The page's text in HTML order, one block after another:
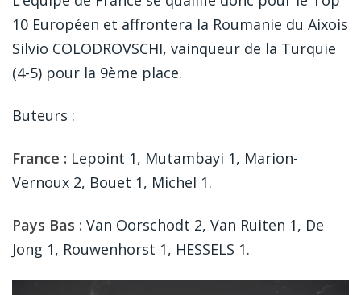
10 Européen et affrontera la Roumanie du Aixois
Silvio COLODROVSCHI, vainqueur de la Turquie
(4-5) pour la 9ème place.
Buteurs :
France : Lepoint 1, Mutambayi 1, Marion-
Vernoux 2, Bouet 1, Michel 1.
Pays Bas : Van Oorschodt 2, Van Ruiten 1, De
Jong 1, Rouwenhorst 1, HESSELS 1.